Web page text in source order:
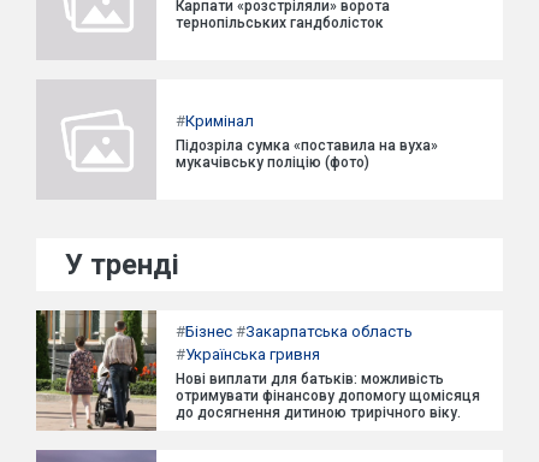
Карпати «розстріляли» ворота
тернопільських гандболісток
#Кримінал
Підозріла сумка «поставила на вуха»
мукачівську поліцію (фото)
У тренді
#Бізнес #Закарпатська область
#Українська гривня
Нові виплати для батьків: можливість
отримувати фінансову допомогу щомісяця
до досягнення дитиною трирічного віку.